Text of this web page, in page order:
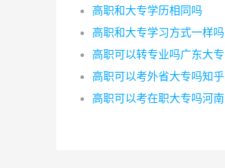
高职和大专学历相同吗
高职和大专学习方式一样吗
高职可以转专业吗广东大专
高职可以考外省大专吗知乎
高职可以考在职大专吗河南